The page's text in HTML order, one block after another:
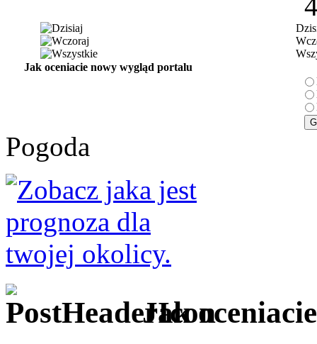
Jak oceniacie nowy wygląd portalu
Pogoda
Jak